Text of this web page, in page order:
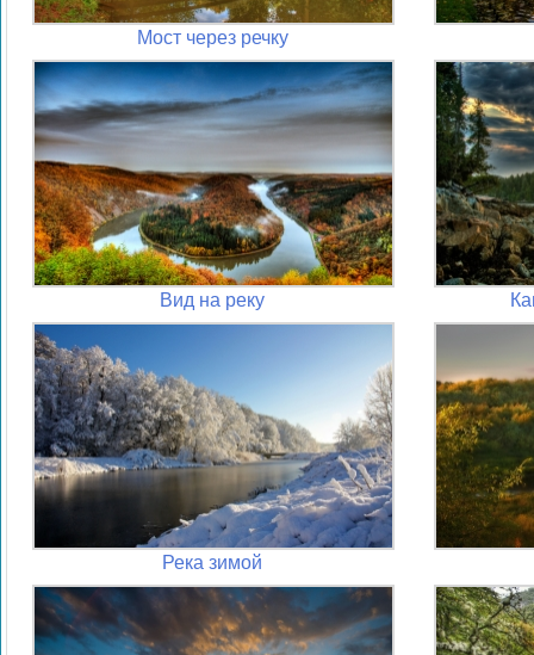
Мост через речку
Вид на реку
Река зимой